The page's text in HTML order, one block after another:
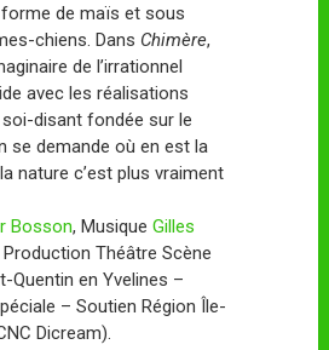
de maïs et sous
chiens. Dans Chimère,
de l’irrationnel
avec les réalisations
soi-disant fondée sur le
se demande où en est la
nature c’est plus vraiment
Bosson, Musique Gilles
. Production Théâtre Scène
Quentin en Yvelines –
– Soutien Région Île-
Dicream).